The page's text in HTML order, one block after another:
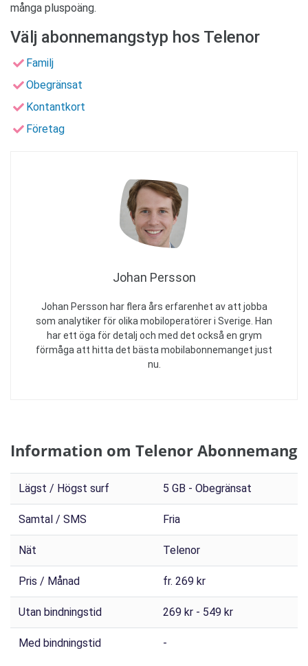
många pluspoäng.
Välj abonnemangstyp hos Telenor
Familj
Obegränsat
Kontantkort
Företag
Johan Persson
Johan Persson har flera års erfarenhet av att jobba
som analytiker för olika mobiloperatörer i Sverige. Han
har ett öga för detalj och med det också en grym
förmåga att hitta det bästa mobilabonnemanget just
nu.
Information om Telenor Abonnemang
Lägst / Högst surf 5 GB - Obegränsat
Samtal / SMS Fria
Nät Telenor
Pris / Månad fr. 269 kr
Utan bindningstid 269 kr - 549 kr
Med bindningstid -